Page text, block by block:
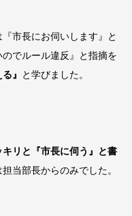
市長にお伺いします』と
でルール違反』と指摘を
』 と学びました。
リと『市長に伺う』と書
当部長からのみでした。